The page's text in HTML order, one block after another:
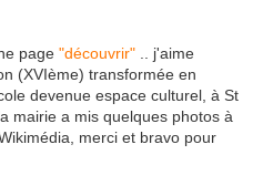
page "découvrir" .. j'aime
(XVIème) transformée en
devenue espace culturel, à St
mairie a mis quelques photos à
merci et bravo pour